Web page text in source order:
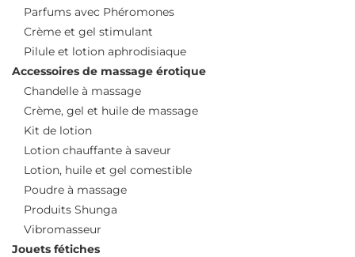
Parfums avec Phéromones
Crème et gel stimulant
Pilule et lotion aphrodisiaque
Accessoires de massage érotique
Chandelle à massage
Crème, gel et huile de massage
Kit de lotion
Lotion chauffante à saveur
Lotion, huile et gel comestible
Poudre à massage
Produits Shunga
Vibromasseur
Jouets fétiches